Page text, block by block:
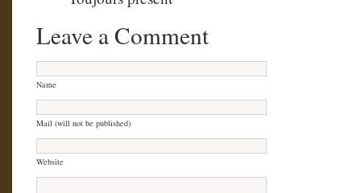
Leave a Comment
Name
Mail (will not be published)
Website